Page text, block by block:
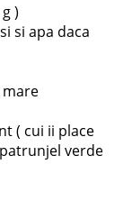
)
si apa daca
( cui ii place
verde